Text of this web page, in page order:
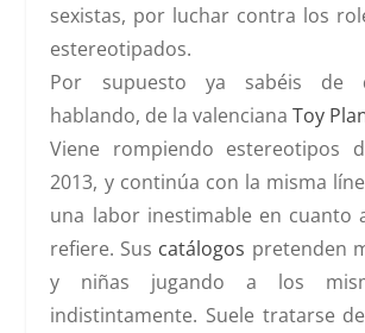
sexistas, por luchar contra los
estereotipados.
Por supuesto ya sabéis de
hablando, de la valencianaToy
Viene rompiendo estereotipos
2013, y continúa con la misma
una labor inestimable en cuanto
refiere. Sus catálogos pretenden
y niñas jugando a los
indistintamente. Suele tratarse